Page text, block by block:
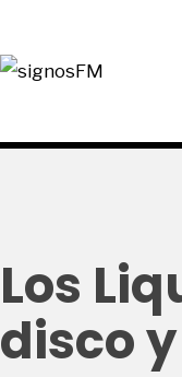
Los
disco